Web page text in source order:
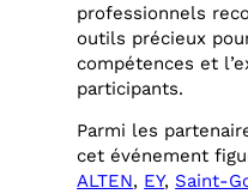
professionnels
outils précieux
compétences et
participants.
Parmi les
cet événement
ALTEN, EY, Saint-